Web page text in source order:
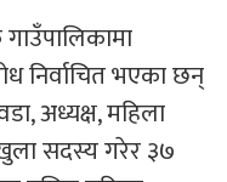
निर्वाचित भएका छन्
अध्यक्ष, महिला
सदस्य गरेर ३७